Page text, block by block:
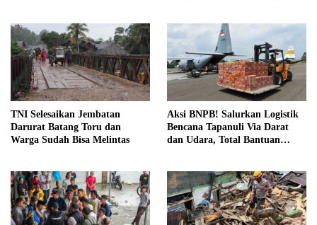
TNI Selesaikan Jembatan
Darurat Batang Toru dan
Warga Sudah Bisa Melintas
Aksi BNPB! Salurkan Logistik
Bencana Tapanuli Via Darat
dan Udara, Total Bantuan